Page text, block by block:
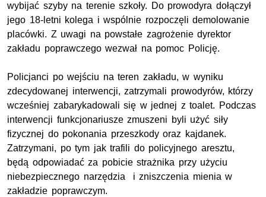
wybijać szyby na terenie szkoły. Do prowodyra dołączył
jego 18-letni kolega i wspólnie rozpoczęli demolowanie
placówki. Z uwagi na powstałe zagrożenie dyrektor
zakładu poprawczego wezwał na pomoc Policję.
Policjanci po wejściu na teren zakładu, w wyniku
zdecydowanej interwencji, zatrzymali prowodyrów, którzy
wcześniej zabarykadowali się w jednej z toalet. Podczas
interwencji funkcjonariusze zmuszeni byli użyć siły
fizycznej do pokonania przeszkody oraz kajdanek.
Zatrzymani, po tym jak trafili do policyjnego aresztu,
będą odpowiadać za pobicie strażnika przy użyciu
niebezpiecznego narzędzia i zniszczenia mienia w
zakładzie poprawczym.